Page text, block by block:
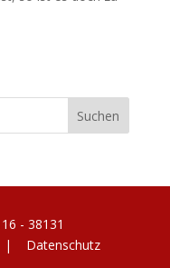
- 38131
Datenschutz